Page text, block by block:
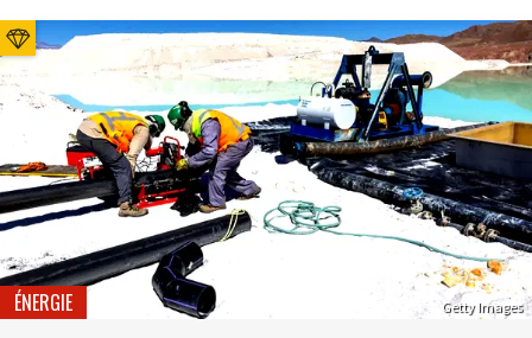
Getty Images
ÉNERGIE